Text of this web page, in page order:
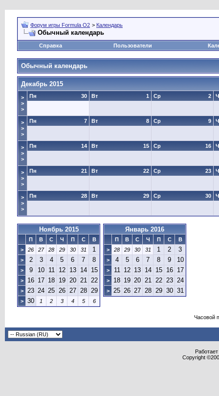
Форум игры Formula O2 > Календарь
Обычный календарь
Справка Пользователи
Обычный календарь
Декабрь 2015
>
>
>
30
Пн 1
Вт 2
Ср
>
>
>
7
Пн 8
Вт 9
Ср
>
>
>
14
Пн 15
Вт 16
Ср
>
>
>
21
Пн 22
Вт 23
Ср
>
>
>
28
Пн 29
Вт 30
Ср
Ноябрь 2015
П В С Ч П С
В
>
26 27 28 29 30 31 1
> 2 3 4 5 6 7 8
> 9 10 11 12 13 14 15
> 16 17 18 19 20 21 22
> 23 24 25 26 27 28 29
> 30 1 2 3 4 5 6
Январь 2016
П В С Ч П С
В
>
28 29 30 31 1 2 3
> 4 5 6 7 8 9 10
> 11 12 13 14 15 16 17
> 18 19 20 21 22 23 24
> 25 26 27 28 29 30 31
Часовой
Copyright